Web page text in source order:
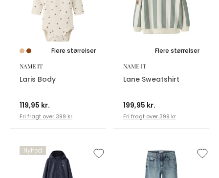
Flere størrelser
NAME IT
Laris Body
119,95 kr.
Fri fragt over 399 kr
Flere størrelser
NAME IT
Lane Sweatshirt
199,95 kr.
Fri fragt over 399 kr
Nyhed